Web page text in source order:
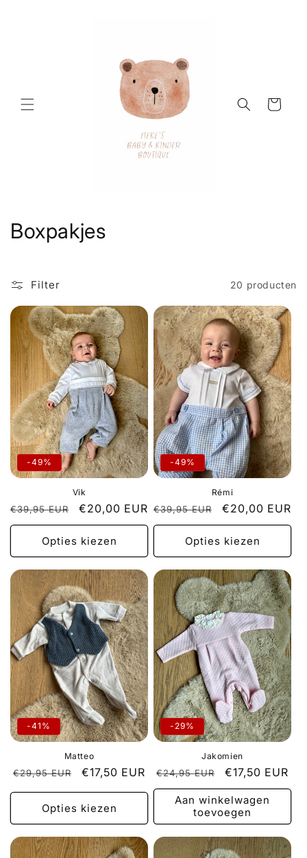
Winkelwagen
C
l
l
e
c
t
i
e
:
Boxpakjes
Filter 20 producten
-49%
Vik
Normale
prijs
€39,95 EUR Aanbiedingsprijs
€20,00 EUR
Opties kiezen
-49%
Rémi
Normale
prijs
€39,95 EUR €20,00 EUR
Opties kiezen
-41%
Matteo
Normale
€29,95 EUR Aanbiedingsprijs
€17,50 EUR
Opties kiezen
-29%
Jakomien
Normale
prijs
€24,95 EUR €17,50 EUR
Aan winkelwagen
toevoegen